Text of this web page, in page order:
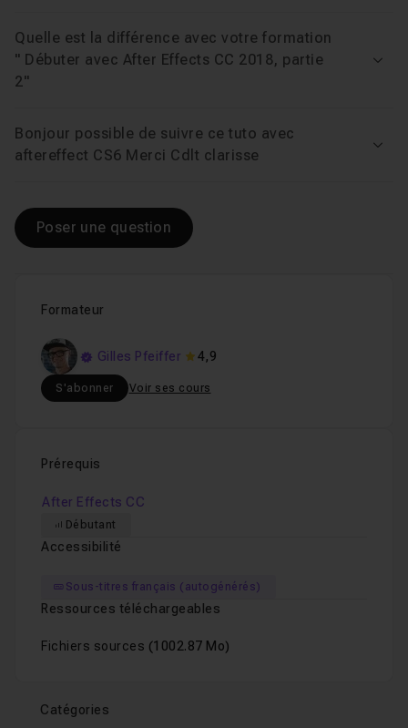
Formateur
Gilles Pfeiffer 4,9
S'abonner Voir ses cours
Prérequis
After Effects CC
Débutant
Accessibilité
Sous-titres français (autogénérés)
Ressources téléchargeables
Fichiers sources (1002.87 Mo)
Catégories
Quelle est la différence avec votre formation
" Débuter avec After Effects CC 2018, partie
2"
Bonjour possible de suivre ce tuto avec
aftereffect CS6 Merci Cdlt clarisse
Poser une question